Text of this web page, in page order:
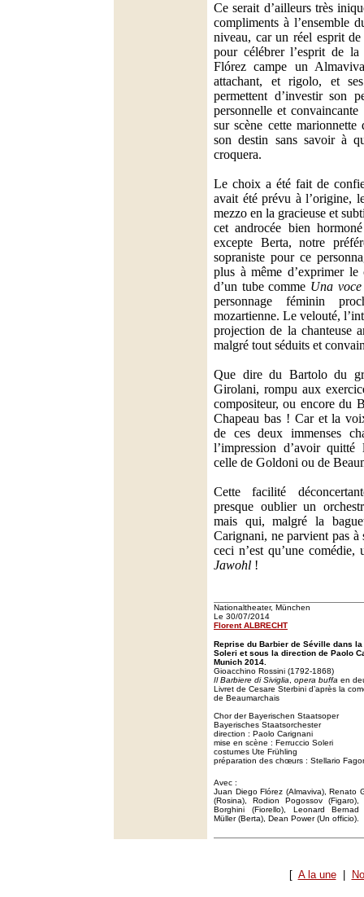
Ce serait d’ailleurs très
compliments à l’ensemble
niveau, car un réel esprit
pour célébrer l’esprit de
Flórez campe un
attachant, et rigolo, et
permettent d’investir son
personnelle et
sur scène cette
son destin sans savoir à
croquera.
Le choix a été fait de
avait été prévu à l’origine,
mezzo en la gracieuse et
cet androcée bien
excepte Berta, notre
sopraniste pour ce
plus à même d’exprimer le
d’un tube comme Una
personnage féminin
mozartienne. Le velouté,
projection de la chanteuse
malgré tout séduits et
Que dire du Bartolo du
Girolani, rompu aux
compositeur, ou encore du
Chapeau bas ! Car et la
de ces deux immenses
l’impression d’avoir
celle de Goldoni ou de
Cette facilité
presque oublier un
mais qui, malgré la
Carignani, ne parvient pas à
ceci n’est qu’une
Jawohl !
Nationaltheater, München
Le 30/07/2014
Florent ALBRECHT
Reprise du Barbier de Séville dans
Soleri et sous la direction de Paolo
Munich 2014.
Gioacchino Rossini (1792-1868)
Il Barbiere di Siviglia
opera buffa en
Livret de Cesare Sterbini d’après la
de Beaumarchais
Chor der Bayerischen Staatsoper
Bayerisches Staatsorchester
direction : Paolo Carignani
mise en scène : Ferruccio Soleri
costumes Ute Frühling
préparation des chœurs : Stellario
Avec :
Juan Diego Flórez (Almaviva), Renato
(Rosina), Rodion Pogossov
Borghini (Fiorello), Leonard Bernad
Müller (Berta), Dean Power (Un officio).
[ A la une|